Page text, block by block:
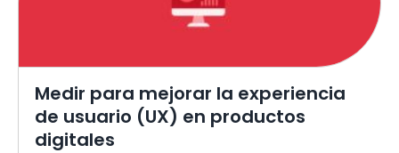
Medir para mejorar la experiencia
de usuario (UX) en productos
digitales
_gat_ |
_hjSession |